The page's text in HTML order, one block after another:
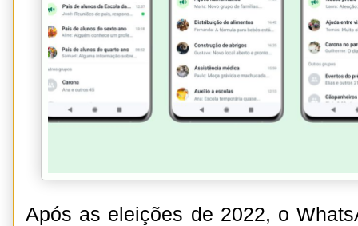
Após as eleições de 2022, o